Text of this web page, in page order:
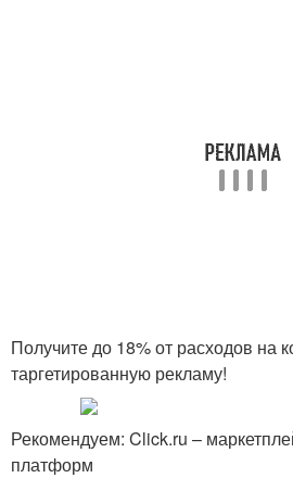
Получите до 18% от расходов на
таргетированную рекламу!
Рекомендуем: Click.ru –
платформ